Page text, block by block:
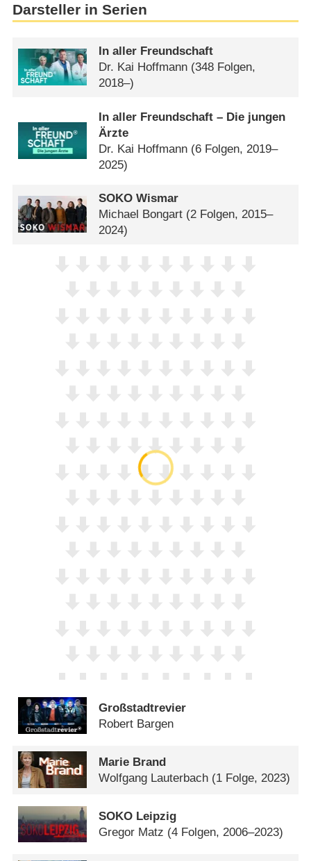
Darsteller in Serien
In aller Freundschaft
Dr. Kai Hoffmann (348 Folgen,
2018–)
In aller Freundschaft – Die jungen
Ärzte
Dr. Kai Hoffmann (6 Folgen, 2019–
2025)
SOKO Wismar
Michael Bongart (2 Folgen, 2015–
2024)
Großstadtrevier
Robert Bargen
Marie Brand
Wolfgang Lauterbach (1 Folge, 2023)
SOKO Leipzig
Gregor Matz (4 Folgen, 2006–2023)